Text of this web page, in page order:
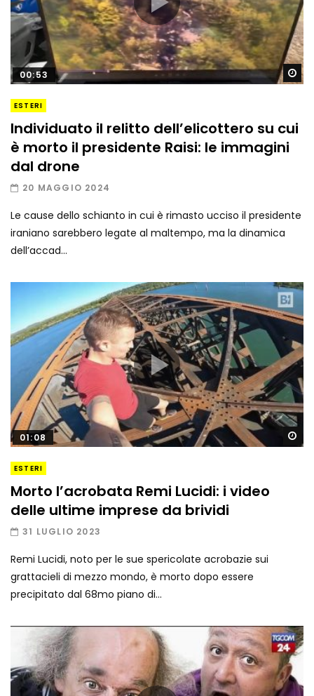
00:53
ESTERI
Individuato il relitto dell’elicottero su cui
è morto il presidente Raisi: le immagini
dal drone
20 MAGGIO 2024
Le cause dello schianto in cui è rimasto ucciso il presidente
iraniano sarebbero legate al maltempo, ma la dinamica
dell’accad...
01:08
ESTERI
Morto l’acrobata Remi Lucidi: i video
delle ultime imprese da brividi
31 LUGLIO 2023
Remi Lucidi, noto per le sue spericolate acrobazie sui
grattacieli di mezzo mondo, è morto dopo essere
precipitato dal 68mo piano di...